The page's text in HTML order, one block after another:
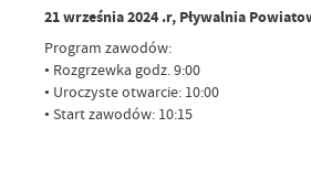
21 września 2024 .r, Pływalnia
Program zawodów:
• Rozgrzewka godz. 9:00
• Uroczyste otwarcie: 10:00
• Start zawodów: 10:15